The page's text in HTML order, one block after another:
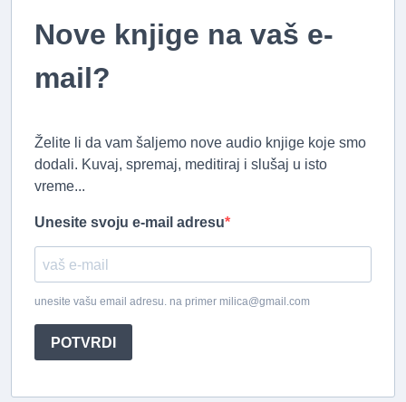
Nove knjige na vaš e-
mail?
Želite li da vam šaljemo nove audio knjige koje smo
dodali. Kuvaj, spremaj, meditiraj i slušaj u isto
vreme...
Unesite svoju e-mail adresu
unesite vašu email adresu. na primer milica@gmail.com
POTVRDI